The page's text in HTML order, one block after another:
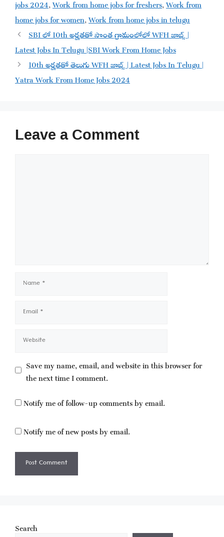
home jobs for women,Work from home jobs in telugu
SBI లో 10th అర్హతతో సొంత గ్రామంలోలో WFH జాబ్స్ |
Latest Jobs In Telugu |SBI Work From Home Jobs
10th అర్హతతో తెలుగు WFH జాబ్స్ | Latest Jobs In Telugu |
Yatra Work From Home Jobs 2024
Leave a Comment
Name
Email
Website
Save my name, email, and website in this browser for
the next time I comment.
Notify me of follow-up comments by email.
Notify me of new posts by email.
Search